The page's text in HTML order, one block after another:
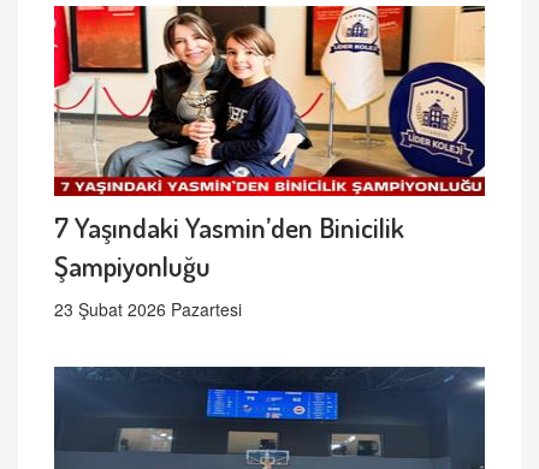
7 Yaşındaki Yasmin’den Binicilik
Şampiyonluğu
23 Şubat 2026 Pazartesi